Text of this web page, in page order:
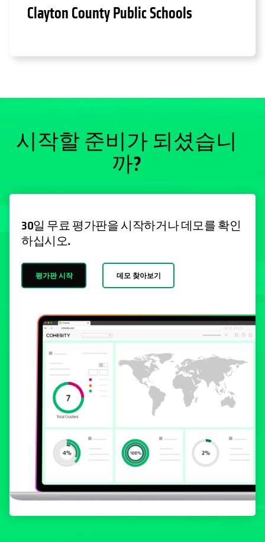
Clayton County Public Schools
시작할 준비가 되셨습니
까?
30일 무료 평가판을 시작하거나 데모를 확인
하십시오.
평가판 시작 데모 찾아보기